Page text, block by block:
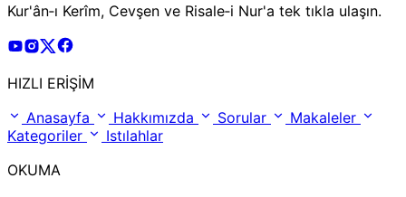
Kur'ân‑ı Kerîm, Cevşen ve Risale‑i Nur'a tek tıkla ulaşın.
Risale Online Youtube Hesabı
Risale Online Instagram Hesabı
Risale Online X Hesabı
HIZLI ERİŞİM
Anasayfa
Hakkımızda Sorular
Makaleler
Kategoriler
Istılahlar
OKUMA